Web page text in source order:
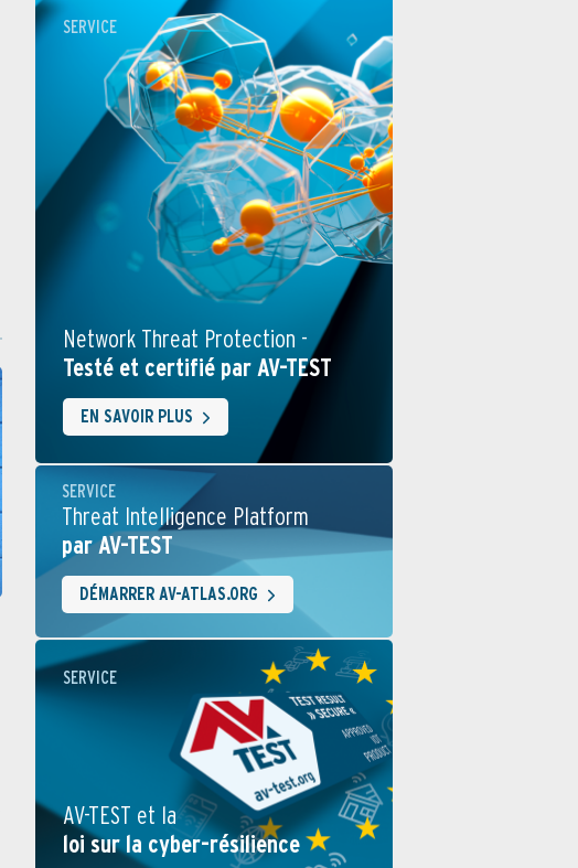
SERVICE
Network Threat Protection -
Testé et certifié par AV-TEST
EN SAVOIR PLUS
SERVICE
Threat Intelligence Platform
par AV-TEST
DÉMARRER AV-ATLAS.ORG
SERVICE
AV-TEST et la
loi sur la cyber-résilience